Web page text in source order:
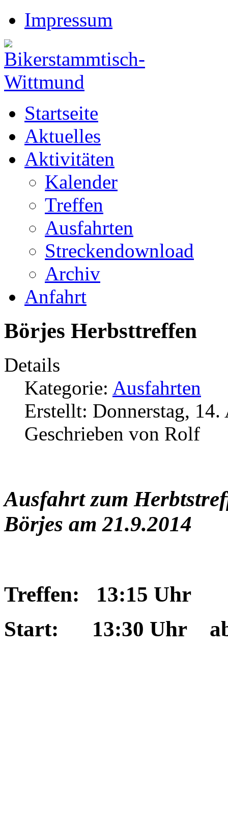
Impressum
Startseite
Aktuelles
Aktivitäten
Kalender
Treffen
Ausfahrten
Streckendownload
Archiv
Anfahrt
Börjes Herbsttreffen
Details
Kategorie: Ausfahrten
Erstellt: Donnerstag,
Geschrieben von Rolf
Ausfahrt zum
Börjes am 21.9.2014
Treffen: 13:15 Uhr
Start: 13:30 Uhr ab